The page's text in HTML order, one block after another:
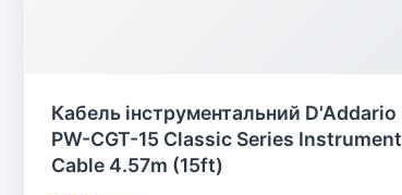
Кабель інструментальний D'Addario
PW-CGT-15 Classic Series Instrument
Cable 4.57m (15ft)